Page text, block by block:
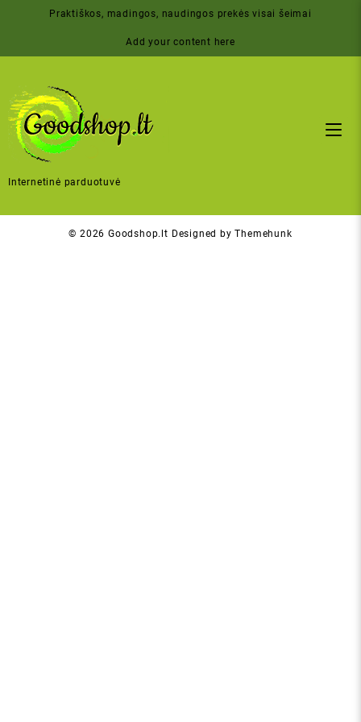
Praktiškos, madingos, naudingos prekės visai šeimai
Add your content here
Internetinė parduotuvė
© 2026Goodshop.lt Designed by Themehunk